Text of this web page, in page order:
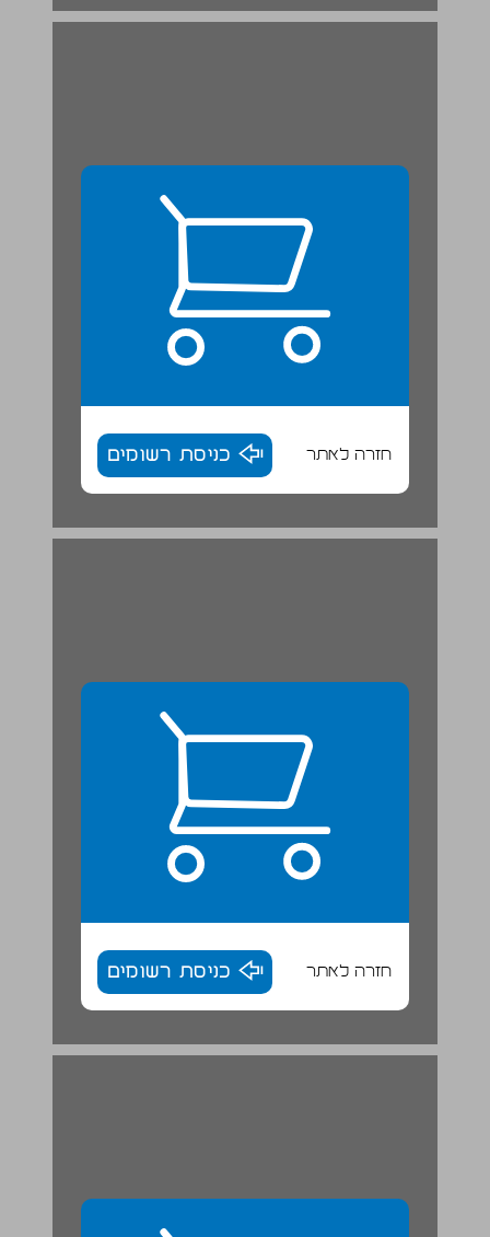
חזרה לאתר כניסת רשומים
חזרה לאתר כניסת רשומים